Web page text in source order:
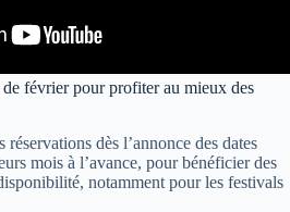
de février pour profiter au mieux des
dès l’annonce des dates
mois à l’avance, pour bénéficier des
notamment pour les festivals